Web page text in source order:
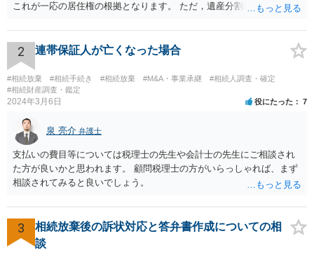
これが一応の居住権の根拠となります。 ただ，遺産分割により，母の
2 連帯保証人が亡くなった場合
#相続放棄 #相続手続き #相続放棄 #M&A・事業承継
#相続人調査・確定
#相続財産調査・鑑定
2024年3月6日 役にたった 7
泉 亮介 弁護士
支払いの費目等については税理士の先生や会計士の先生にご相談され
た方が良いかと思われます。 顧問税理士の方がいらっしゃれば、まず
相談されてみると良いでしょう。
3
相続放棄後の訴状対応と答弁書作成についての相
談